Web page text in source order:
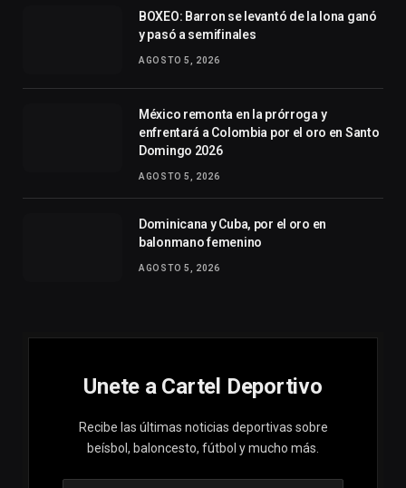
BOXEO: Barron se levantó de la lona ganó
y pasó a semifinales
AGOSTO 5, 2026
México remonta en la prórroga y
enfrentará a Colombia por el oro en Santo
Domingo 2026
AGOSTO 5, 2026
Dominicana y Cuba, por el oro en
balonmano femenino
AGOSTO 5, 2026
Unete a Cartel Deportivo
Recibe las últimas noticias deportivas sobre
beísbol, baloncesto, fútbol y mucho más.